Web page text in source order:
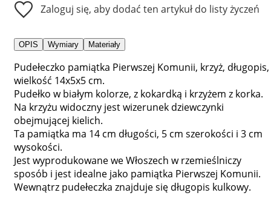
Zaloguj się, aby dodać ten artykuł do listy życzeń
OPIS Wymiary Materiały
Pudełeczko pamiątka Pierwszej Komunii, krzyż, długopis,
wielkość 14x5x5 cm.
Pudełko w białym kolorze, z kokardką i krzyżem z korka.
Na krzyżu widoczny jest wizerunek dziewczynki
obejmującej kielich.
Ta pamiątka ma 14 cm długości, 5 cm szerokości i 3 cm
wysokości.
Jest wyprodukowane we Włoszech w rzemieślniczy
sposób i jest idealne jako pamiątka Pierwszej Komunii.
Wewnątrz pudełeczka znajduje się długopis kulkowy.